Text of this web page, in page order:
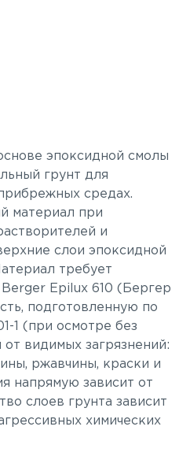
эпоксидной смолы
грунт для
средах.
материал при
и
слои эпоксидной
требует
Epilux 610 (Бергер
подготовленную по
1 (при осмотре без
видимых загрязнений:
ржавчины, краски и
напрямую зависит от
слоев грунта зависит
химических